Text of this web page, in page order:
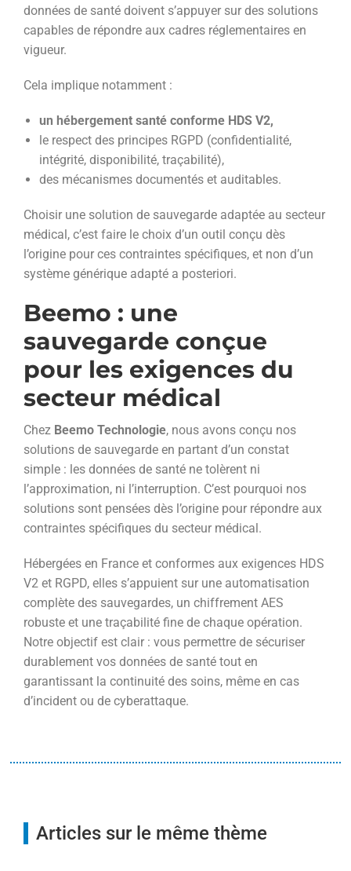
données de santé doivent s’appuyer sur des solutions
capables de répondre aux cadres réglementaires en
vigueur.
Cela implique notamment :
un hébergement santé conforme HDS V2,
le respect des principes RGPD (confidentialité,
intégrité, disponibilité, traçabilité),
des mécanismes documentés et auditables.
Choisir une solution de sauvegarde adaptée au secteur
médical, c’est faire le choix d’un outil conçu dès
l’origine pour ces contraintes spécifiques, et non d’un
système générique adapté a posteriori.
Beemo : une
sauvegarde conçue
pour les exigences du
secteur médical
Chez Beemo Technologie, nous avons conçu nos
solutions de sauvegarde en partant d’un constat
simple : les données de santé ne tolèrent ni
l’approximation, ni l’interruption. C’est pourquoi nos
solutions sont pensées dès l’origine pour répondre aux
contraintes spécifiques du secteur médical.
Hébergées en France et conformes aux exigences HDS
V2 et RGPD, elles s’appuient sur une automatisation
complète des sauvegardes, un chiffrement AES
robuste et une traçabilité fine de chaque opération.
Notre objectif est clair : vous permettre de sécuriser
durablement vos données de santé tout en
garantissant la continuité des soins, même en cas
d’incident ou de cyberattaque.
Articles sur le même thème